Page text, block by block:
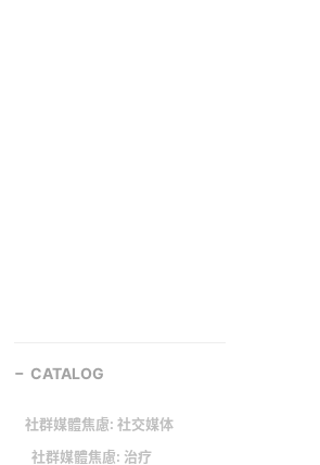
CATALOG
社群媒體焦慮: 社交媒体
社群媒體焦慮: 治疗